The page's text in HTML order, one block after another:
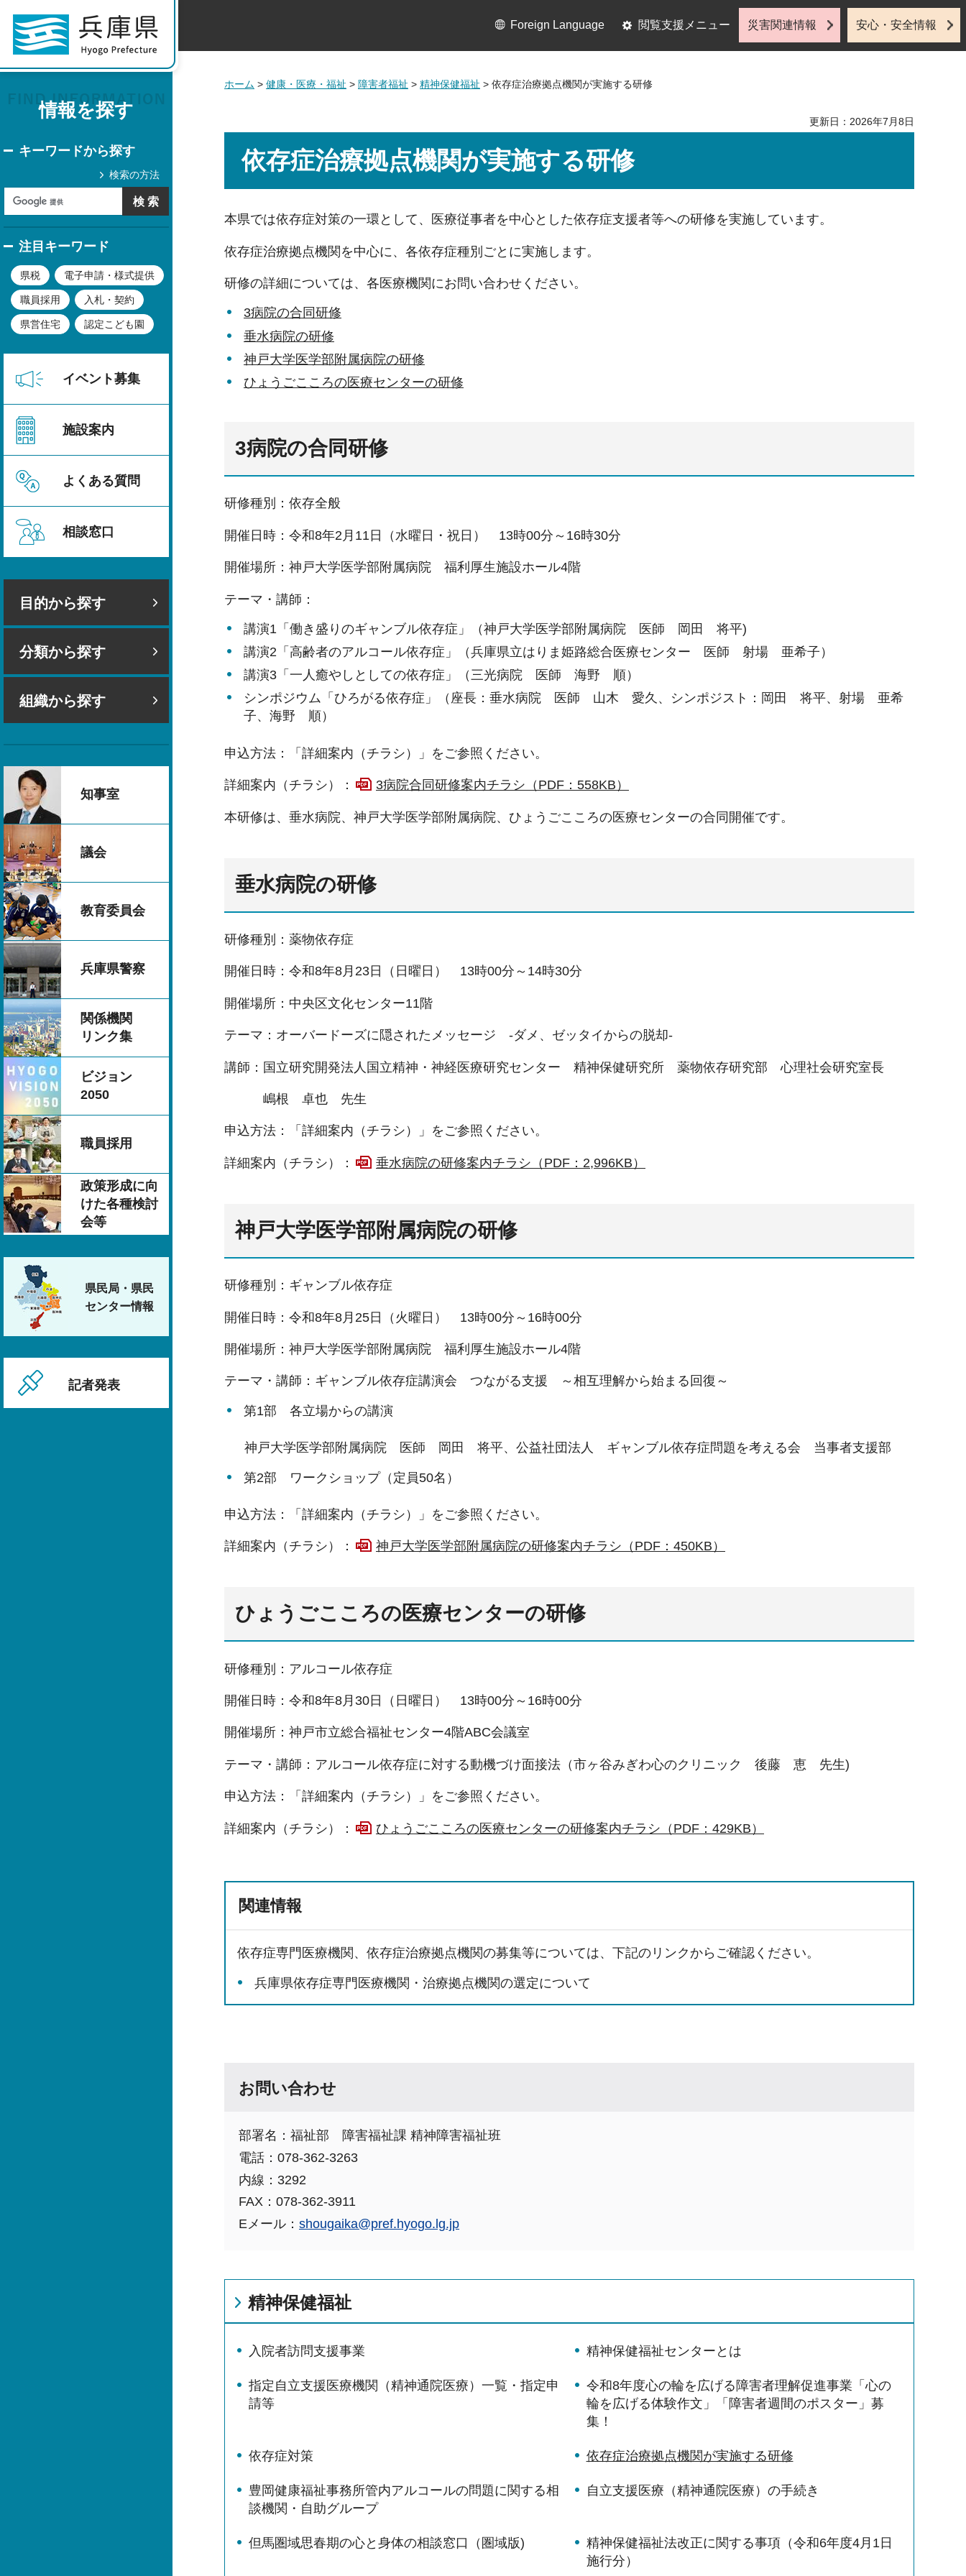
情報を探す
キーワードから探す
検索の方法
注目キーワード
県税 電子申請・様式提供
職員採用 入札・契約
県営住宅 認定こども園
イベント募集
施設案内
よくある質問
相談窓口
目的から探す
分類から探す
組織から探す
知事室
議会
教育委員会
兵庫県警察
関係機関
リンク集
ビジョン
2050
職員採用
政策形成に向
けた各種検討
会等
県民局・県民
センター情報
記者発表
Foreign Language 閲覧支援メニュー 災害関連情報 安心・安全情報
ホーム > 健康・医療・福祉 > 障害者福祉 > 精神保健福祉 > 依存症治療拠点機関が実施する研修
更新日：2026年7月8日
依存症治療拠点機関が実施する研修
本県では依存症対策の一環として、医療従事者を中心とした依存症支援者等への研修を実施しています。
依存症治療拠点機関を中心に、各依存症種別ごとに実施します。
研修の詳細については、各医療機関にお問い合わせください。
3病院の合同研修
垂水病院の研修
神戸大学医学部附属病院の研修
ひょうごこころの医療センターの研修
3病院の合同研修
研修種別：依存全般
開催日時：令和8年2月11日（水曜日・祝日） 13時00分～16時30分
開催場所：神戸大学医学部附属病院 福利厚生施設ホール4階
テーマ・講師：
講演1「働き盛りのギャンブル依存症」（神戸大学医学部附属病院 医師 岡田 将平)
講演2「高齢者のアルコール依存症」（兵庫県立はりま姫路総合医療センター 医師 射場 亜希子）
講演3「一人癒やしとしての依存症」（三光病院 医師 海野 順）
シンポジウム「ひろがる依存症」（座長：垂水病院 医師 山木 愛久、シンポジスト：岡田 将平、射場 亜希
子、海野 順）
申込方法：「詳細案内（チラシ）」をご参照ください。
詳細案内（チラシ）： 3病院合同研修案内チラシ（PDF：558KB）
本研修は、垂水病院、神戸大学医学部附属病院、ひょうごこころの医療センターの合同開催です。
垂水病院の研修
研修種別：薬物依存症
開催日時：令和8年8月23日（日曜日） 13時00分～14時30分
開催場所：中央区文化センター11階
テーマ：オーバードーズに隠されたメッセージ -ダメ、ゼッタイからの脱却-
講師：国立研究開発法人国立精神・神経医療研究センター 精神保健研究所 薬物依存研究部 心理社会研究室長
嶋根 卓也 先生
申込方法：「詳細案内（チラシ）」をご参照ください。
詳細案内（チラシ）： 垂水病院の研修案内チラシ（PDF：2,996KB）
神戸大学医学部附属病院の研修
研修種別：ギャンブル依存症
開催日時：令和8年8月25日（火曜日） 13時00分～16時00分
開催場所：神戸大学医学部附属病院 福利厚生施設ホール4階
テーマ・講師：ギャンブル依存症講演会 つながる支援 ～相互理解から始まる回復～
第1部 各立場からの講演
神戸大学医学部附属病院 医師 岡田 将平、公益社団法人 ギャンブル依存症問題を考える会 当事者支援部
第2部 ワークショップ（定員50名）
申込方法：「詳細案内（チラシ）」をご参照ください。
詳細案内（チラシ）： 神戸大学医学部附属病院の研修案内チラシ（PDF：450KB）
ひょうごこころの医療センターの研修
研修種別：アルコール依存症
開催日時：令和8年8月30日（日曜日） 13時00分～16時00分
開催場所：神戸市立総合福祉センター4階ABC会議室
テーマ・講師：アルコール依存症に対する動機づけ面接法（市ヶ谷みぎわ心のクリニック 後藤 恵 先生)
申込方法：「詳細案内（チラシ）」をご参照ください。
詳細案内（チラシ）： ひょうごこころの医療センターの研修案内チラシ（PDF：429KB）
関連情報
依存症専門医療機関、依存症治療拠点機関の募集等については、下記のリンクからご確認ください。
兵庫県依存症専門医療機関・治療拠点機関の選定について
お問い合わせ
部署名：福祉部 障害福祉課 精神障害福祉班
電話：078-362-3263
内線：3292
FAX：078-362-3911
Eメール： shougaika@pref.hyogo.lg.jp
精神保健福祉
入院者訪問支援事業 精神保健福祉センターとは
指定自立支援医療機関（精神通院医療）一覧・指定申
請等
令和8年度心の輪を広げる障害者理解促進事業「心の
輪を広げる体験作文」「障害者週間のポスター」募
集！
依存症対策 依存症治療拠点機関が実施する研修
豊岡健康福祉事務所管内アルコールの問題に関する相
談機関・自助グループ
自立支援医療（精神通院医療）の手続き
但馬圏域思春期の心と身体の相談窓口（圏域版)
精神保健福祉法改正に関する事項（令和6年度4月1日
施行分）